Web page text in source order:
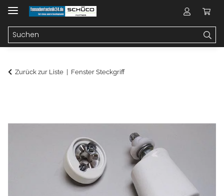
Zurück zur Liste Fenster Steckgriff